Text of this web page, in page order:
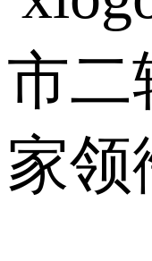
市二
家领